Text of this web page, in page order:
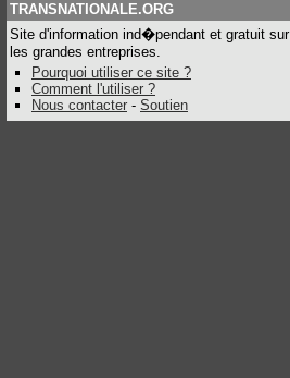
TRANSNATIONALE.ORG
Site d'information ind�pendant et gratuit sur
les grandes entreprises.
Pourquoi utiliser ce site ?
Comment l'utiliser ?
Nous contacter - Soutien